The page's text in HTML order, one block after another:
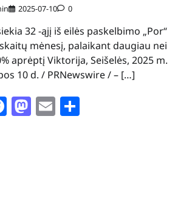
2025-07-10 0
32 -ąjį iš eilės paskelbimo „Por“
mėnesį, palaikant daugiau nei
aprėptį Viktorija, Seišelės, 2025 m.
10 d. / PRNewswire / – […]
Facebook
Mastodon
Email